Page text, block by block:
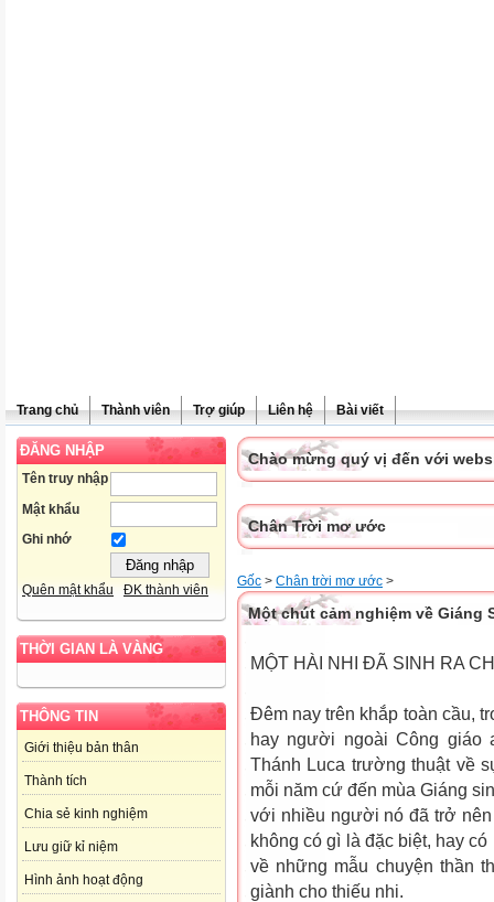
Trang chủ Thành viên Trợ giúp Liên hệ Bài viết
ĐĂNG NHẬP
Tên truy nhập
Mật khẩu
Ghi nhớ
Quên mật khẩu ĐK thành viên
THỜI GIAN LÀ VÀNG
THÔNG TIN
Giới thiệu bản thân
Thành tích
Chia sẻ kinh nghiệm
Lưu giữ kỉ niệm
Hình ảnh hoạt động
Chào mừng quý vị đến với
Chân Trời mơ ước
Gốc > Chân trời mơ ước >
Một chút cảm nghiệm về Giáng
MỘT HÀI NHI ĐÃ SINH RA
Đêm nay trên khắp toàn cầu,
hay người ngoài Công
Thánh Luca trường thuật về
mỗi năm cứ đến mùa Giáng
với nhiều người nó đã trở
không có gì là đặc biệt, hay
về những mẫu chuyện thần
giành cho thiếu nhi.